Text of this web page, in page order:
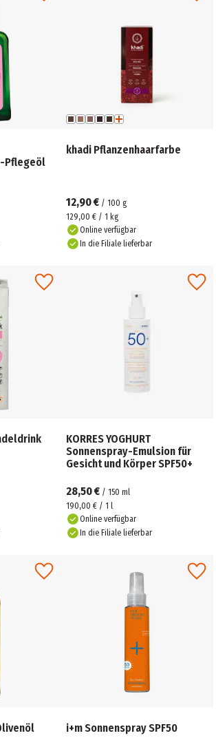
Pflegeöl
khadi Pflanzenhaarfarbe
12,90 € / 100 g
129,00 € / 1 kg
Online verfügbar
In die Filiale lieferbar
KORRES YOGHURT
Sonnenspray-Emulsion für
Gesicht und Körper SPF50+
28,50 € / 150 ml
190,00 € / 1 l
Online verfügbar
In die Filiale lieferbar
i+m Sonnenspray SPF50